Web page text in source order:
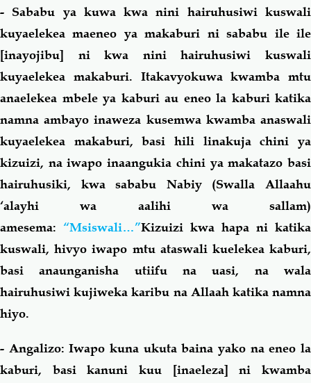
- Sababu ya kuwa kwa nini hairuhusiwi kuswali
kuyaelekea maeneo ya makaburi ni sababu ile ile
[inayojibu] ni kwa nini hairuhusiwi kuswali
kuyaelekea makaburi. Itakavyokuwa kwamba mtu
anaelekea mbele ya kaburi au eneo la kaburi katika
namna ambayo inaweza kusemwa kwamba anaswali
kuyaelekea makaburi, basi hili linakuja chini ya
kizuizi, na iwapo inaangukia chini ya makatazo basi
hairuhusiki, kwa sababu Nabiy (Swalla Allaahu
‘alayhi wa aalihi wa sallam)
amesema: “Msiswali…”Kizuizi kwa hapa ni katika
kuswali, hivyo iwapo mtu ataswali kuelekea kaburi,
basi anaunganisha utiifu na uasi, na wala
hairuhusiwi kujiweka karibu na Allaah katika namna
hiyo.
- Angalizo: Iwapo kuna ukuta baina yako na eneo la
kaburi, basi kanuni kuu [inaeleza] ni kwamba